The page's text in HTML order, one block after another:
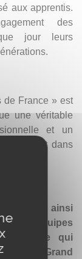
aux apprentis.
des
jour leurs
de France » est
une véritable
et un
dans
Camille ainsi
équipes
qui
du Grand